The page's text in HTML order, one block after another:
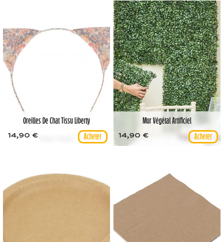
Oreilles De Chat Tissu Liberty
14,90 €
Mur Végétal Artificiel
14,90 €